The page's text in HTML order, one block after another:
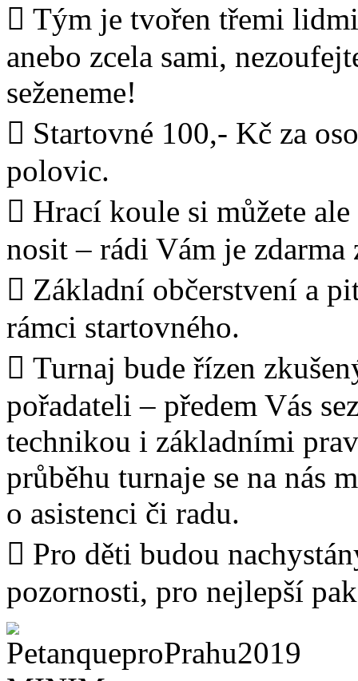
 Tým je tvořen třemi
anebo zcela sami,
seženeme!
 Startovné 100,- Kč za
polovic.
 Hrací koule si můžete ale
nosit – rádi Vám je
 Základní občerstvení a
rámci startovného.
 Turnaj bude řízen
pořadateli – předem Vás
technikou i základními
průběhu turnaje se na nás
o asistenci či radu.
 Pro děti budou
pozornosti, pro nejlepší